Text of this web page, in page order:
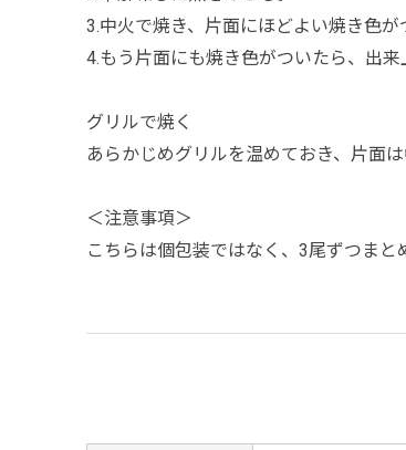
3.中火で焼き、片面にほどよい焼き色が
4.もう片面にも焼き色がついたら、出来
グリルで焼く
あらかじめグリルを温めておき、片面
＜注意事項＞
こちらは個包装ではなく、3尾ずつまと